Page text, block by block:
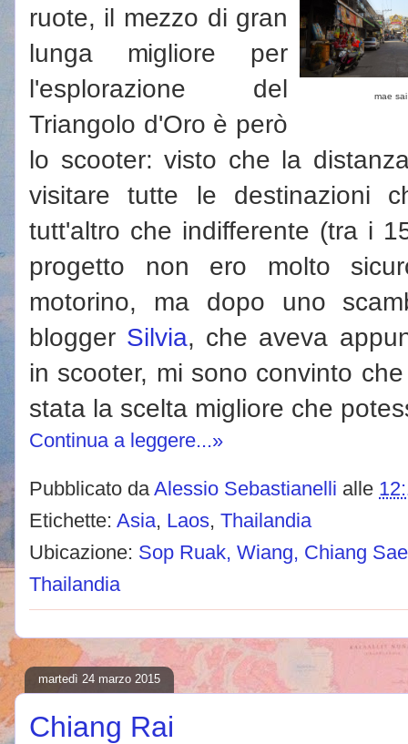
mae sai
ruote, il mezzo di gran
lunga migliore per
l'esplorazione del
Triangolo d'Oro è però
lo scooter: visto che la
visitare tutte le destinazioni
tutt'altro che indifferente (tra i
progetto non ero molto
motorino, ma dopo uno
blogger Silvia, che aveva
in scooter, mi sono convinto
stata la scelta migliore che
Continua a leggere...»
Pubblicato da Alessio Sebastianelli alle
Etichette: Asia, Laos, Thailandia
Ubicazione: Sop Ruak, Wiang, Chiang
Thailandia
martedì 24 marzo 2015
Chiang Rai